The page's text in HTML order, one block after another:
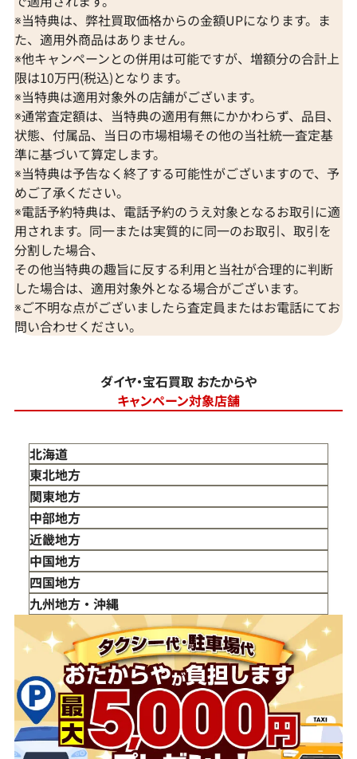
※当特典は、弊社買取価格からの金額UPになります。ま
た、適用外商品はありません。
※他キャンペーンとの併用は可能ですが、増額分の合計上
限は10万円(税込)となります。
※当特典は適用対象外の店舗がございます。
※通常査定額は、当特典の適用有無にかかわらず、品目、
状態、付属品、当日の市場相場その他の当社統一査定基
準に基づいて算定します。
※当特典は予告なく終了する可能性がございますので、予
めご了承ください。
※電話予約特典は、電話予約のうえ対象となるお取引に適
用されます。同一または実質的に同一のお取引、取引を
分割した場合、
その他当特典の趣旨に反する利用と当社が合理的に判断
した場合は、適用対象外となる場合がございます。
※ご不明な点がございましたら査定員またはお電話にてお
問い合わせください。
ダイヤ・宝石買取 おたからや
キャンペーン対象店舗
北海道
東北地方
青森県
岩手県
宮城県
秋田県
山形県
福島県
関東地方
東京都
神奈川県
埼玉県
千葉県
茨城県
栃木県
群馬県
中部地方
新潟県
富山県
石川県
山梨県
長野県
岐阜県
静岡県
愛知県
近畿地方
三重県
滋賀県
京都府
大阪府
兵庫県
奈良県
和歌山県
中国地方
鳥取県
島根県
岡山県
広島県
山口県
四国地方
徳島県
香川県
愛媛県
九州地方・沖縄
福岡県
佐賀県
長崎県
熊本県
大分県
宮崎県
鹿児島県